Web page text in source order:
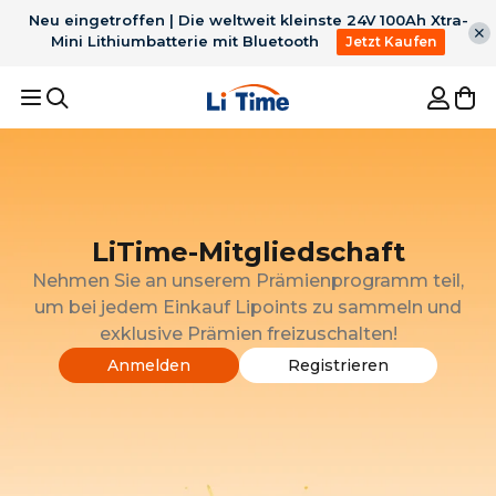
Neu eingetroffen | Die weltweit kleinste 24V 100Ah Xtra-
Mini Lithiumbatterie mit Bluetooth
Jetzt Kaufen
LiFePO4 für 100lb
TrollingMotor
200A
Dauerentladung
Untersitz Bluetooth
Batterie
Für Trolling Motor 412V 300Ah
Batterie ladegerät
Bestseller
LiTime-Mitgliedschaft
Nehmen Sie an unserem Prämienprogramm teil,
um bei jedem Einkauf Lipoints zu sammeln und
exklusive Prämien freizuschalten!
Anmelden Registrieren